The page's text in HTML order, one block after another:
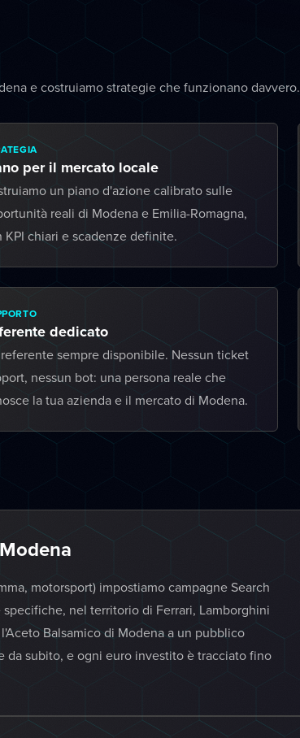
e costruiamo strategie che funzionano davvero.
per il mercato locale
un piano d'azione calibrato sulle
reali di Modena e Emilia-Romagna,
KPI chiari e scadenze definite.
dedicato
sempre disponibile. Nessun ticket
nessun bot: una persona reale che
la tua azienda e il mercato di Modena.
motorsport) impostiamo campagne Search
nel territorio di Ferrari, Lamborghini
Balsamico di Modena a un pubblico
subito, e ogni euro investito è tracciato fino